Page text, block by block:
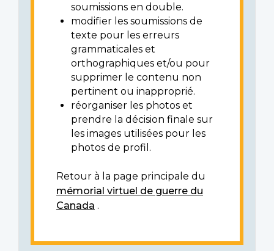
soumissions en double.
modifier les soumissions de
texte pour les erreurs
grammaticales et
orthographiques et/ou pour
supprimer le contenu non
pertinent ou inapproprié.
réorganiser les photos et
prendre la décision finale sur
les images utilisées pour les
photos de profil.
Retour à la page principale du
mémorial virtuel de guerre du
Canada .